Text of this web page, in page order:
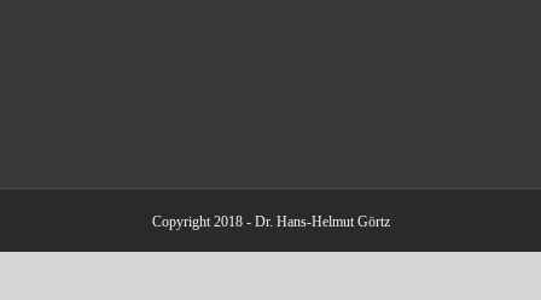
Copyright 2018 - Dr. Hans-Helmut Görtz